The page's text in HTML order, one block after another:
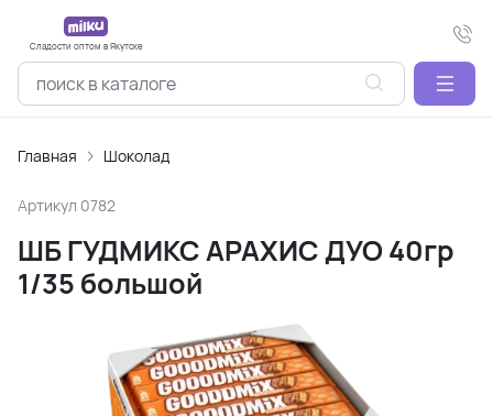
Сладости оптом в Якутске
Главная Шоколад
Артикул 0782
ШБ ГУДМИКС АРАХИС ДУО 40гр
1/35 большой